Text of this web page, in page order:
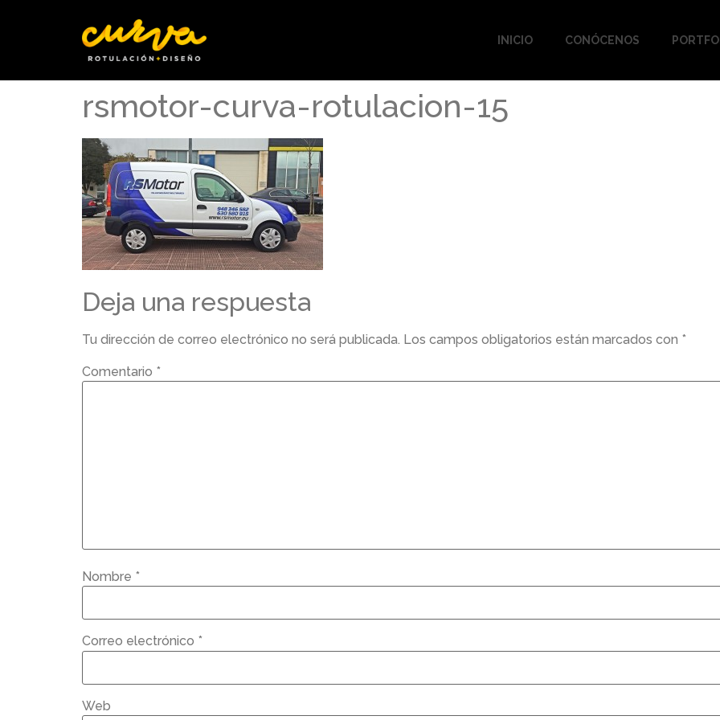
INICIO CONÓCENOS
rsmotor-curva-rotulacion-15
Deja una respuesta
Tu dirección de correo electrónico no será publicada. Los campos obligatorios están marcados con *
Comentario *
Nombre *
Correo electrónico *
Web